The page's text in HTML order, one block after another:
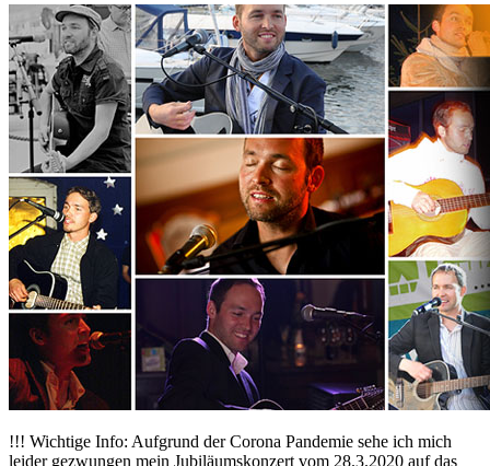
!!! Wichtige Info: Aufgrund der Corona Pandemie sehe ich mich
leider gezwungen mein Jubiläumskonzert vom 28.3.2020 auf das